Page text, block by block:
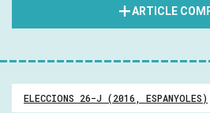
aquest nou escenari? Podem
és ben certa, aquestes preguntes,
com escenaris plausibles i
preparant-se per gestionar
propera nova realitat política tant
ARTICLE
ELECCIONS 26-J (2016, ESPANYOLES)